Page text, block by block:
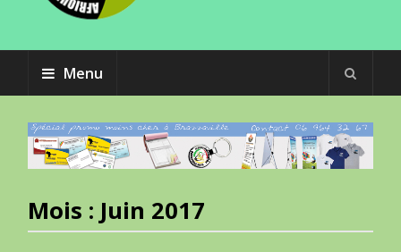
Menu
Mois : Juin 2017